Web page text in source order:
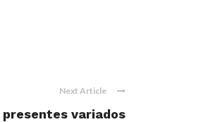
Next Article
presentes variados